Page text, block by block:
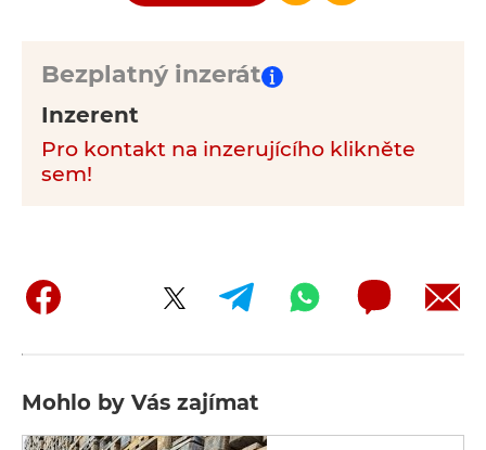
Bezplatný inzerát
Inzerent
Pro kontakt na inzerujícího klikněte
sem!
Mohlo by Vás zajímat